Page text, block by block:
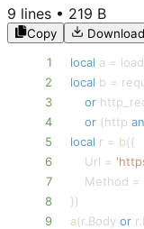
9 lines • 219 B
Copy Download
1 local a =
2
local b =
3
or
4
or (http
5
local r = b({
6
    Url
=
7
    Method
=
8
})
9
a(r. Body or r.